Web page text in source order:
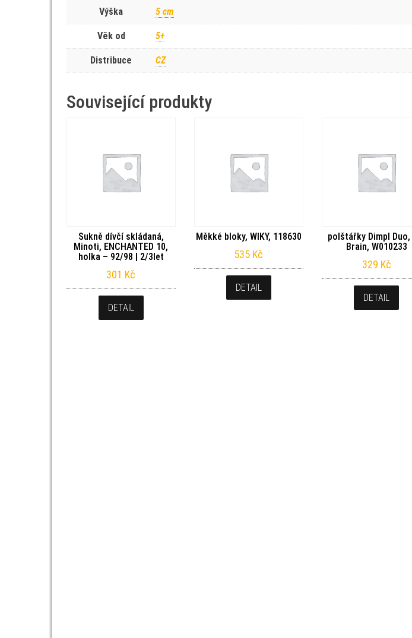
Výška 5 cm
Věk od 5+
Distribuce CZ
Související produkty
Sukně dívčí skládaná,
Minoti, ENCHANTED 10,
holka – 92/98 | 2/3let
301 Kč
DETAIL
Měkké bloky, WIKY, 118630
535 Kč
DETAIL
polštářky Dimpl Duo,
Brain, W010233
329 Kč
DETAIL